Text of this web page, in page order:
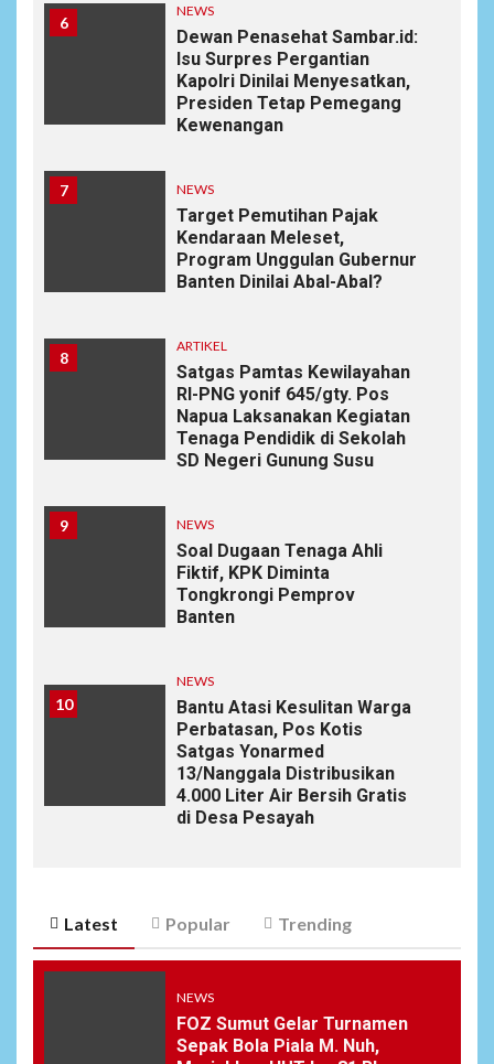
6
NEWS
Dewan Penasehat Sambar.id:
Isu Surpres Pergantian
Kapolri Dinilai Menyesatkan,
Presiden Tetap Pemegang
Kewenangan
7 NEWS
Target Pemutihan Pajak
Kendaraan Meleset,
Program Unggulan Gubernur
Banten Dinilai Abal-Abal?
8
ARTIKEL
Satgas Pamtas Kewilayahan
RI-PNG yonif 645/gty. Pos
Napua Laksanakan Kegiatan
Tenaga Pendidik di Sekolah
SD Negeri Gunung Susu
9 NEWS
Soal Dugaan Tenaga Ahli
Fiktif, KPK Diminta
Tongkrongi Pemprov
Banten
10
NEWS
Bantu Atasi Kesulitan Warga
Perbatasan, Pos Kotis
Satgas Yonarmed
13/Nanggala Distribusikan
4.000 Liter Air Bersih Gratis
di Desa Pesayah
Latest Popular Trending
NEWS
FOZ Sumut Gelar Turnamen
Sepak Bola Piala M. Nuh,